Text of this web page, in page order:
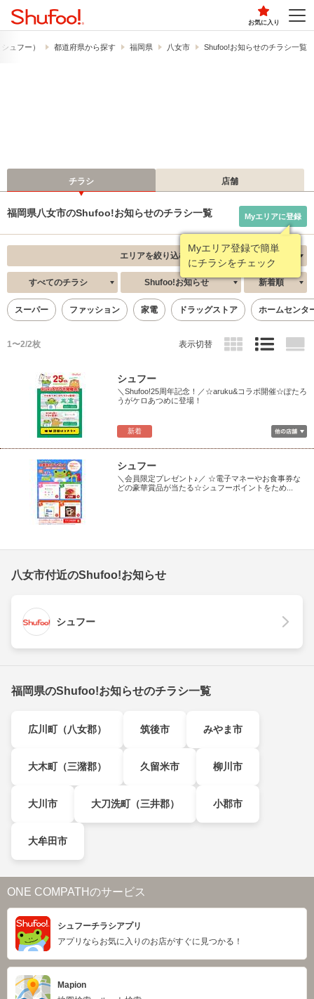
お気に入り
ュフー） 都道府県から探す 福岡県 八女市 Shufoo!お知らせのチラシ一覧
チラシ 店舗
福岡県八女市のShufoo!お知らせのチラシ一覧
Myエリア登録で簡単
にチラシをチェック
Myエリアに登録
エリアを絞り込む
すべてのチラシ Shufoo!お知らせ 新着順
スーパー ファッション 家電 ドラッグストア ホームセンタ
1〜2/2枚 表示切替
新着
シュフー
＼Shufoo!25周年記念！／☆aruku&コラボ開催☆ぽたろ
うがケロあつめに登場！
シュフー
＼会員限定プレゼント♪／ ☆電子マネーやお食事券な
どの豪華賞品が当たる☆シュフーポイントをため...
八女市付近のShufoo!お知らせ
シュフー
福岡県のShufoo!お知らせのチラシ一覧
広川町（八女郡） 筑後市 みやま市
大木町（三潴郡） 久留米市 柳川市
大川市 大刀洗町（三井郡） 小郡市
大牟田市
ONE COMPATHのサービス
シュフーチラシアプリ
アプリならお気に入りのお店がすぐに見つかる！
Mapion